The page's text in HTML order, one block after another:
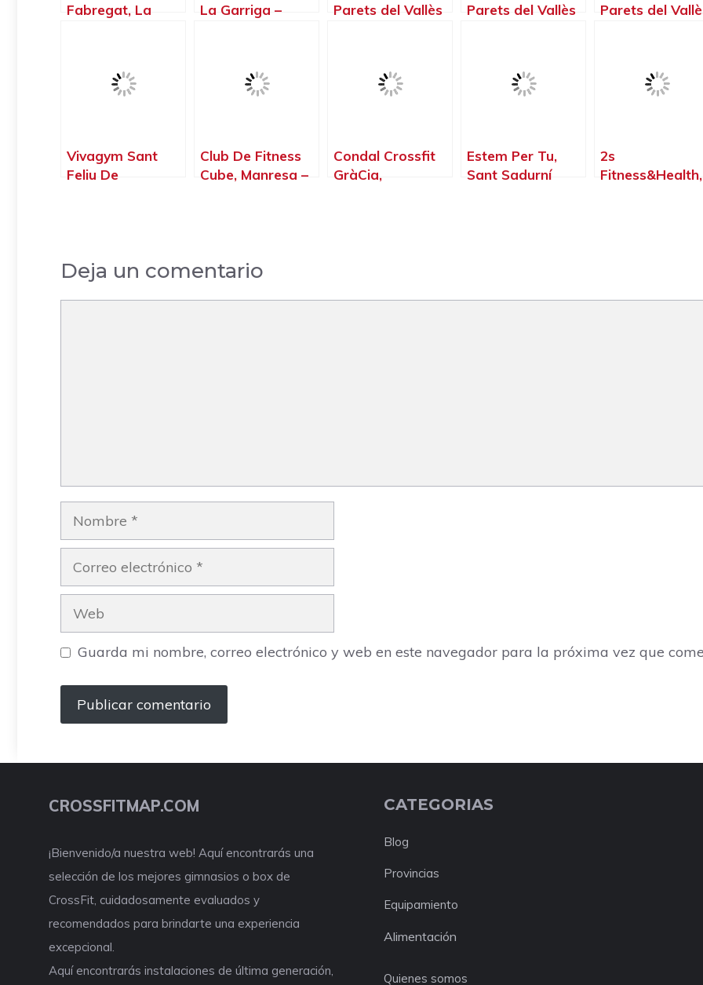
Fabregat, La
La Garriga –
Parets del Vallès
Parets del Vallès
Parets del
Vivagym Sant
Feliu De
Llobregat –
Club De Fitness
Cube, Manresa –
Condal Crossfit
GràCia,
Estem Per Tu,
Sant Sadurní
2s
Fitness&Health,
Deja un comentario
Nombre
Correo
electrónico
Web
Guarda mi nombre, correo electrónico y web en este navegador para la próxima vez que
CROSSFITMAP.COM
¡Bienvenido/a nuestra web! Aquí encontrarás una
selección de los mejores gimnasios o box de
CrossFit, cuidadosamente evaluados y
recomendados para brindarte una experiencia
excepcional.
Aquí encontrarás instalaciones de última generación,
CATEGORIAS
Blog
Provincias
Equipamiento
Alimentación
Quienes somos